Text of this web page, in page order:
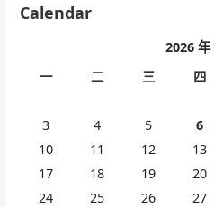
Calendar
2026 年
一
二 三 四
3
4 5 6
10
11 12 13
17
18 19 20
24
25 26 27